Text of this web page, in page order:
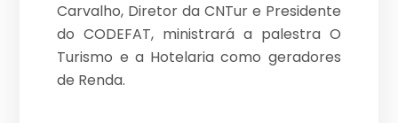
Carvalho, Diretor da CNTur e Presidente
do CODEFAT, ministrará a palestra O
Turismo e a Hotelaria como geradores
de Renda.